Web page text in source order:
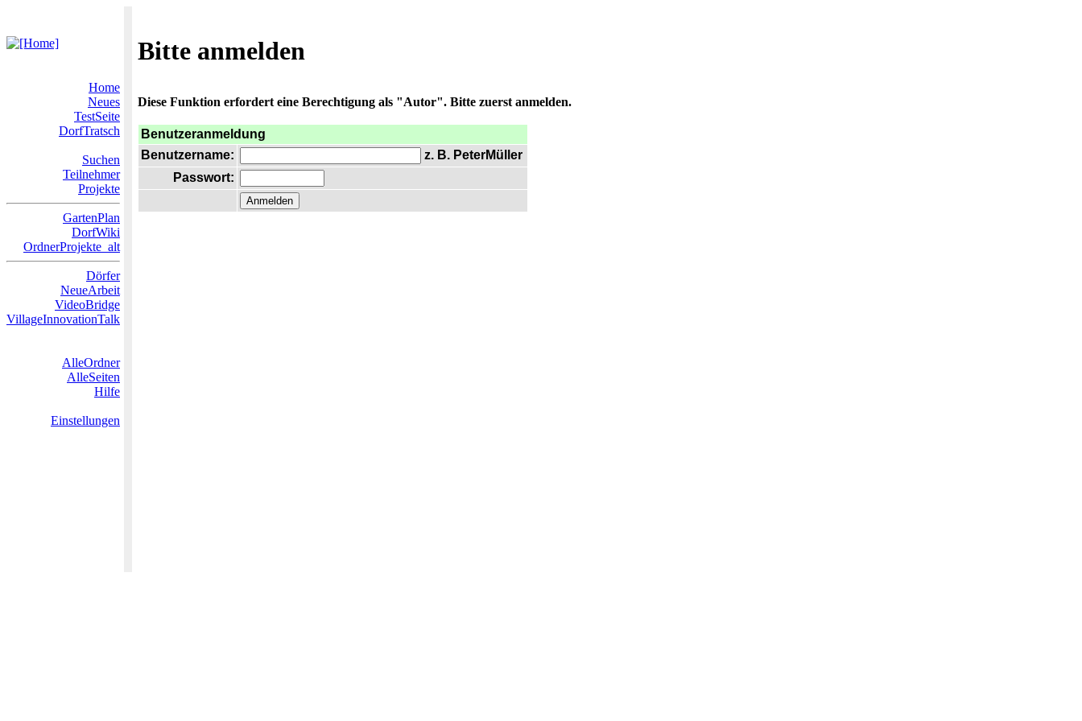
Bitte anmelden
Home
Neues
TestSeite
DorfTratsch
Suchen
Teilnehmer
Projekte
GartenPlan
DorfWiki
OrdnerProjekte_alt
Dörfer
NeueArbeit
VideoBridge
VillageInnovationTalk
AlleOrdner
AlleSeiten
Hilfe
Einstellungen
Diese Funktion erfordert eine Berechtigung als "Autor". Bitte zuerst anmelden.
Benutzeranmeldung
Benutzername:
z. B. PeterMüller
Passwort: